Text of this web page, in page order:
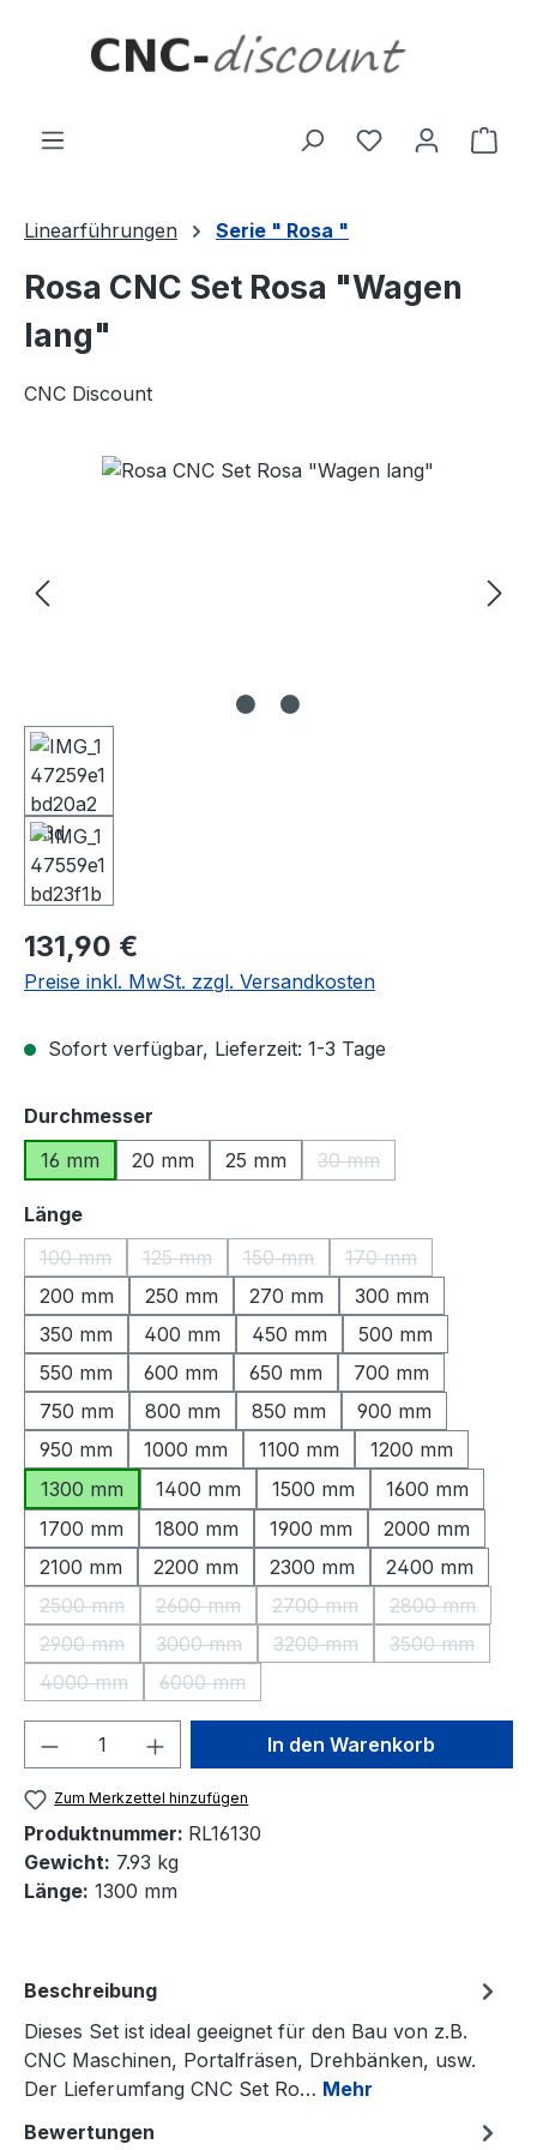
Linearführungen Serie " Rosa "
Rosa CNC Set Rosa "Wagen
lang"
CNC Discount
Bildergalerie überspringen
Regulärer Preis:
131,90 €
Preise inkl. MwSt. zzgl. Versandkosten
Sofort verfügbar, Lieferzeit: 1-3 Tage
Durchmesser
16 mm
20 mm 25 mm 30 mm
(Diese Option ist
Längeauswählen
100 mm
(Diese Option ist zurzeit nicht verfügbar.)
125 mm
(Diese Option ist zurzeit nicht verfügbar.)
150 mm
(Diese Option ist zurzeit nicht
170 mm
(Diese Option ist
200 mm 250 mm 270 mm
300 mm
350 mm
400 mm 450 mm
500 mm
550 mm
600 mm 650 mm
700 mm
750 mm
800 mm 850 mm
900 mm
950 mm
1000 mm 1100 mm
1200 mm
1300 mm
1400 mm 1500 mm
1600 mm
1700 mm
1800 mm 1900 mm
2000 mm
2100 mm
2200 mm 2300 mm
2400 mm
2500 mm
(Diese Option ist zurzeit nicht verfügbar.)
2600 mm
(Diese Option ist zurzeit nicht verfügbar.)
2700 mm
(Diese Option ist zurzeit
2800 mm
(Diese
2900 mm
(Diese Option ist zurzeit nicht verfügbar.)
3000 mm
(Diese Option ist zurzeit nicht verfügbar.)
3200 mm
(Diese Option ist zurzeit
3500 mm
(Diese
4000 mm
(Diese Option ist zurzeit nicht verfügbar.)
6000 mm
(Diese Option ist zurzeit nicht verfügbar.)
Produkt Anzahl: Gib denIn den Warenkorb
Zum Merkzettel hinzufügen
Produktnummer: RL16130
Gewicht: 7.93 kg
Länge: 1300 mm
Beschreibung
Dieses Set ist ideal geeignet für den Bau von z.B.
CNC Maschinen, Portalfräsen, Drehbänken, usw.
Der Lieferumfang CNC Set Ro… Mehr
Bewertungen